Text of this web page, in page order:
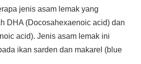
jenis asam lemak yang
DHA (Docosahexaenoic acid) dan
acid). Jenis asam lemak ini
ikan sarden dan makarel (blue